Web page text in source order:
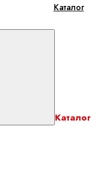
Каталог
Каталог